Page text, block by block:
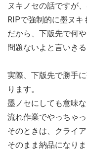
ヌキノセの話ですが
RIPで強制的に墨ヌキ
だから、下版先で何
問題ないよと言いきる
実際、下版先で勝手
ります。
墨ノセにしても意味
流れ作業でやっちゃっ
そのときは、クライ
そのまま納品になりま